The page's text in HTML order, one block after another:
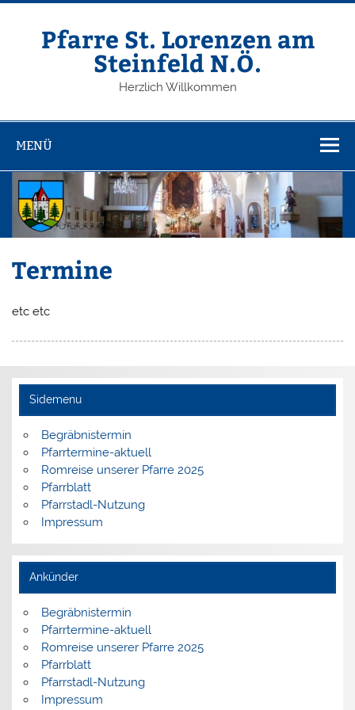
Zum
springenPfarre St. Lorenzen am
Steinfeld N.Ö.
Herzlich Willkommen
MENÜ
Termine
etc etc
Sidemenu
Begräbnistermin
Pfarrtermine-aktuell
Romreise unserer Pfarre 2025
Pfarrblatt
Pfarrstadl-Nutzung
Impressum
Ankünder
Begräbnistermin
Pfarrtermine-aktuell
Romreise unserer Pfarre 2025
Pfarrblatt
Pfarrstadl-Nutzung
Impressum